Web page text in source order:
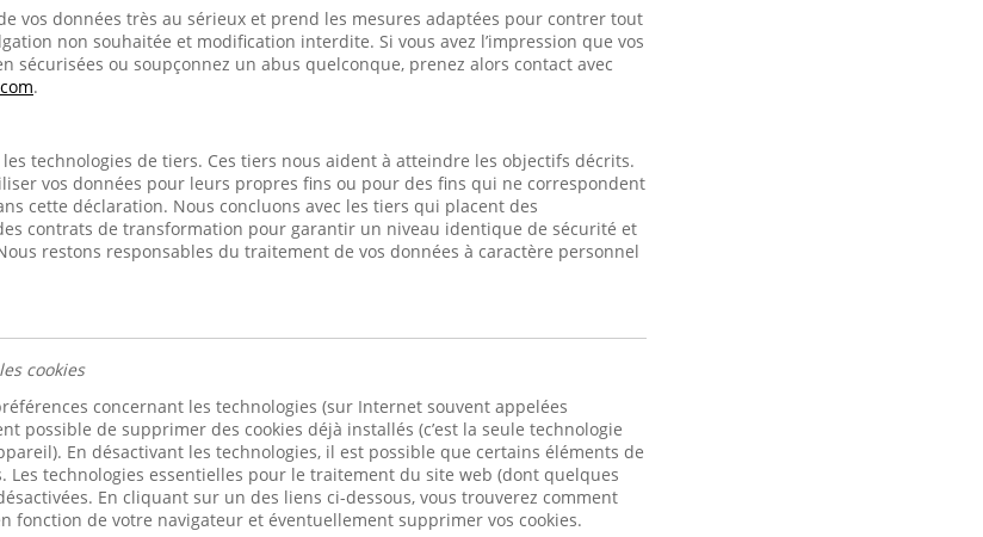
vos données très au sérieux et prend les mesures adaptées pour contrer tout
non souhaitée et modification interdite. Si vous avez l’impression que vos
sécurisées ou soupçonnez un abus quelconque, prenez alors contact avec
.
technologies de tiers. Ces tiers nous aident à atteindre les objectifs décrits.
vos données pour leurs propres fins ou pour des fins qui ne correspondent
cette déclaration. Nous concluons avec les tiers qui placent des
contrats de transformation pour garantir un niveau identique de sécurité et
restons responsables du traitement de vos données à caractère personnel
cookies
concernant les technologies (sur Internet souvent appelées
possible de supprimer des cookies déjà installés (c’est la seule technologie
En désactivant les technologies, il est possible que certains éléments de
technologies essentielles pour le traitement du site web (dont quelques
En cliquant sur un des liens ci-dessous, vous trouverez comment
fonction de votre navigateur et éventuellement supprimer vos cookies.